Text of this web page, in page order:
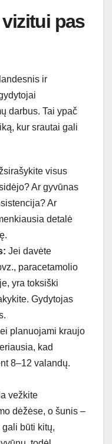
pas
ir
darbus. Tai ypač
kur srautai gali
visus
Ar gyvūnas
Ar
detalė
Jei davėte
paracetamolio
yra toksiški
Gydytojas
planuojami kraujo
kad
8–12 valandų.
vežkite
dėžėse, o šunis –
būti kitų,